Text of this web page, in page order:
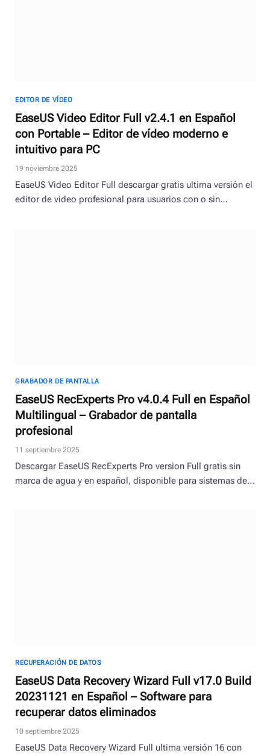
EDITOR DE VÍDEO
EaseUS Video Editor Full v2.4.1 en Español
con Portable – Editor de vídeo moderno e
intuitivo para PC
19 noviembre 2025
EaseUS Video Editor Full descargar gratis ultima versión el
editor de video profesional para usuarios con o sin…
GRABADOR DE PANTALLA
EaseUS RecExperts Pro v4.0.4 Full en Español
Multilingual – Grabador de pantalla
profesional
11 septiembre 2025
Descargar EaseUS RecExperts Pro version Full gratis sin
marca de agua y en español, disponible para sistemas de…
RECUPERACIÓN DE DATOS
EaseUS Data Recovery Wizard Full v17.0 Build
20231121 en Español – Software para
recuperar datos eliminados
10 septiembre 2025
EaseUS Data Recovery Wizard Full ultima versión 16 con